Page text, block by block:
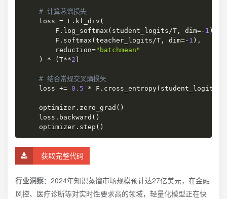
# 计算蒸馏损失
    loss
= F . kl_div (
        F
. log_softmax ( student_logits/T , dim=- 1 )
        F
. softmax ( teacher_logits/T , dim=- 1 ) ,
        reduction
="batchmean"
)
* ( T**2 )
# 结合常规交叉熵损失
    loss
+= 0.5 * F . cross_entropy( student_logits
    optimizer
. zero_grad ( )
    loss
. backward ( )
    optimizer
. step ( )
获取完整代码
行业洞察：2024年知识蒸馏市场规模预计达27亿美元，在金融
风控、医疗诊断等对实时性要求高的领域，轻量化模型正在快